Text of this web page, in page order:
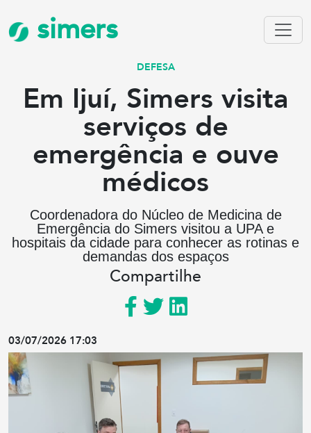
simers
DEFESA
Em Ijuí, Simers visita
serviços de
emergência e ouve
médicos
Coordenadora do Núcleo de Medicina de
Emergência do Simers visitou a UPA e
hospitais da cidade para conhecer as rotinas e
demandas dos espaços
Compartilhe
03/07/2026 17:03